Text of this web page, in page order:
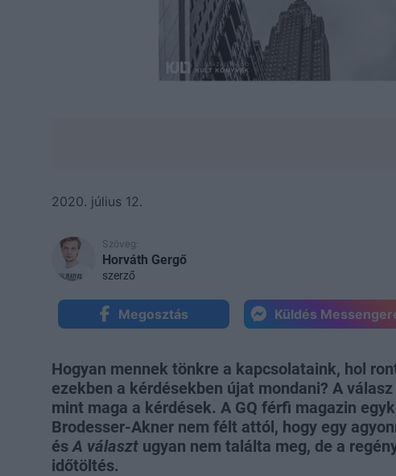
2020. július 12.
Szöveg:
Horváth Gergő
szerző
Megosztás Küldés
Hogyan mennek tönkre a kapcsolataink, hol
ezekben a kérdésekben újat mondani? A
mint maga a kérdések. A GQ férfi magazin
Brodesser-Akner nem félt attól, hogy egy
ésA választ ugyan nem találta meg, de a
időtöltés.